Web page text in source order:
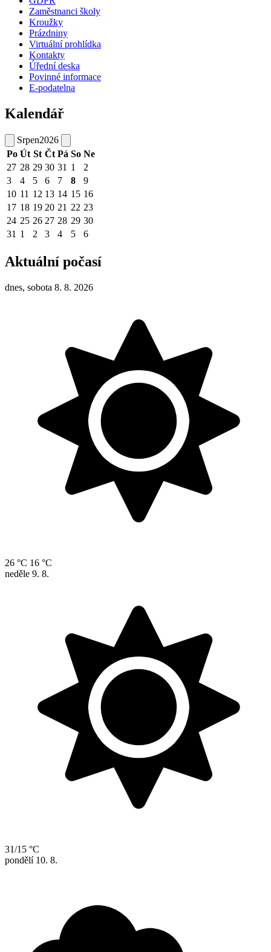
Zaměstnanci školy
Kroužky
Prázdniny
Virtuální prohlídka
Kontakty
Úřední deska
Povinné informace
E-podatelna
Kalendář
Srpen2026
Po Út St Čt Pá So Ne
27 28 29 30 31 1
2
3
4 5 6 7 8
9
10 11 12 13 14 15 16
17 18 19 20 21 22 23
24 25 26 27 28 29 30
31 1 2 3 4 5 6
Aktuální počasí
dnes, sobota 8. 8. 2026
26 °C 16 °C
neděle 9. 8.
31/15 °C
pondělí 10. 8.